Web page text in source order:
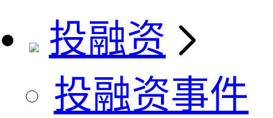
投融资
投融资事件